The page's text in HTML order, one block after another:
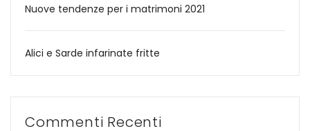
Nuove tendenze per i matrimoni 2021
Alici e Sarde infarinate fritte
Commenti Recenti